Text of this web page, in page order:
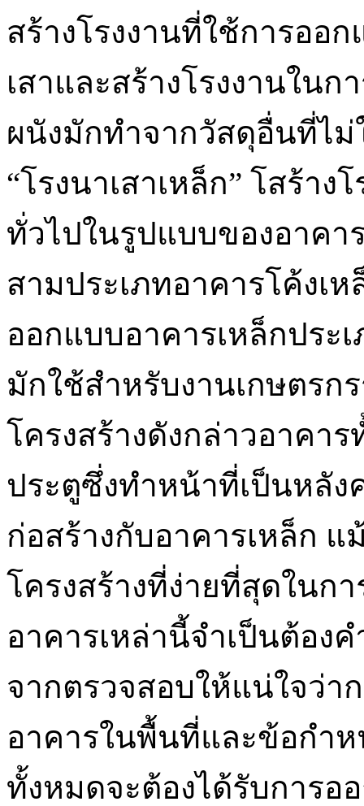
สร้างโรงงานที่ใช้การออ
เสาและสร้างโรงงานใน
ผนังมักทำจากวัสดุอื่นที่ไม่
“โรงนาเสาเหล็ก” โสร้า
ทั่วไปในรูปแบบของอาคา
สามประเภทอาคารโค้งเ
ออกแบบอาคารเหล็กประ
มักใช้สำหรับงานเกษตรก
โครงสร้างดังกล่าวอาคา
ประตูซึ่งทำหน้าที่เป็นหลัง
ก่อสร้างกับอาคารเหล็ก แ
โครงสร้างที่ง่ายที่สุดในก
อาคารเหล่านี้จำเป็นต้อง
จากตรวจสอบให้แน่ใจว่
อาคารในพื้นที่และข้อกำ
ทั้งหมดจะต้องได้รับการอ